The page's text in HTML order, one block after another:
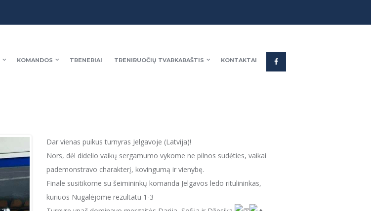
KOMANDOS TRENERIAI TRENIRUOČIŲ TVARKARAŠTIS KONTAKTAI
Dar vienas puikus turnyras Jelgavoje (Latvija)!
Nors, dėl didelio vaikų sergamumo vykome ne pilnos sudėties, vaikai
pademonstravo charakterį, kovingumą ir vienybę.
Finale susitikome su šeimininkų komanda Jelgavos ledo ritulininkas,
kuriuos Nugalėjome rezultatu 1-3